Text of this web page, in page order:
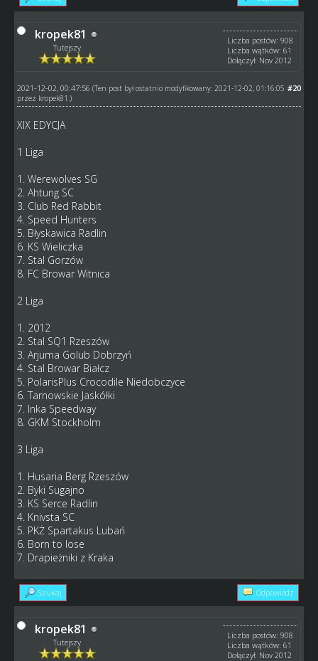
kropek81
Tutejszy
Liczba postów: 908
Liczba wątków: 61
Dołączył: Nov 2012
#20
2021-12-02, 00:47:56 (Ten post był ostatnio modyfikowany: 2021-12-02, 01:16:05
przez kropek81 .)
XIX EDYCJA
1 Liga
1. Werewolves SG
2. Ahtung SC
3. Club Red Rabbit
4. Speed Hunters
5. Błyskawica Radlin
6. KS Wieliczka
7. Stal Gorzów
8. FC Browar Witnica
2 Liga
1. 2012
2. Stal SQ1 Rzeszów
3. Arjuma Golub Dobrzyń
4. Stal Browar Białcz
5. PolarisPlus Crocodile Niedobczyce
6. Tarnowskie Jaskółki
7. Inka Speedway
8. GKM Stockholm
3 Liga
1. Husaria Berg Rzeszów
2. Byki Sugajno
3. KS Serce Radlin
4. Knivsta SC
5. PKŻ Spartakus Lubań
6. Born to lose
7. Drapieżniki z Kraka
Szukaj Odpowiedz
kropek81
Tutejszy
Liczba postów: 908
Liczba wątków: 61
Dołączył: Nov 2012